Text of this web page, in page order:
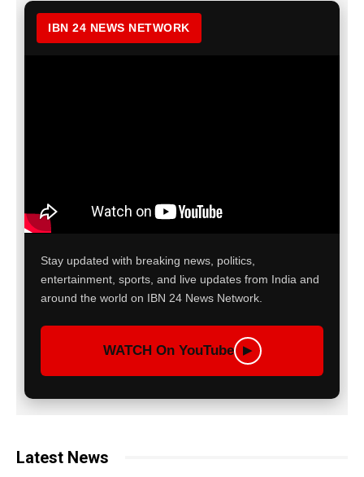
IBN 24 NEWS NETWORK
Stay updated with breaking news, politics,
entertainment, sports, and live updates from India and
around the world on IBN 24 News Network.
WATCH On YouTube ▶
Latest News